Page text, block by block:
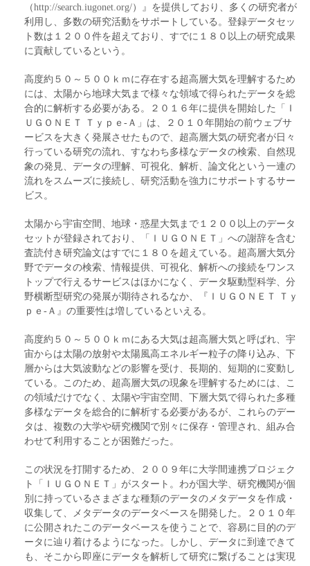
（http://search.iugonet.org/）』を提供しており、多くの研究者が
利用し、多数の研究活動をサポートしている。登録データセッ
ト数は１２００件を超えており、すでに１８０以上の研究成果
に貢献しているという。
高度約５０～５００ｋｍに存在する超高層大気を理解するため
には、太陽から地球大気まで様々な領域で得られたデータを総
合的に解析する必要がある。２０１６年に提供を開始した「Ｉ
ＵＧＯＮＥＴ Ｔｙｐｅ‐Ａ」は、２０１０年開始の前ウェブサ
ービスを大きく発展させたもので、超高層大気の研究者が日々
行っている研究の流れ、すなわち多様なデータの検索、自然現
象の発見、データの理解、可視化、解析、論文化という一連の
流れをスムーズに接続し、研究活動を強力にサポートするサー
ビス。
太陽から宇宙空間、地球・惑星大気まで１２００以上のデータ
セットが登録されており、「ＩＵＧＯＮＥＴ」への謝辞を含む
査読付き研究論文はすでに１８０を超えている。超高層大気分
野でデータの検索、情報提供、可視化、解析への接続をワンス
トップで行えるサービスはほかになく、データ駆動型科学、分
野横断型研究の発展が期待されるなか、『ＩＵＧＯＮＥＴ Ｔｙ
ｐｅ‐Ａ』の重要性は増しているといえる。
高度約５０～５００ｋｍにある大気は超高層大気と呼ばれ、宇
宙からは太陽の放射や太陽風高エネルギー粒子の降り込み、下
層からは大気波動などの影響を受け、長期的、短期的に変動し
ている。このため、超高層大気の現象を理解するためには、こ
の領域だけでなく、太陽や宇宙空間、下層大気で得られた多種
多様なデータを総合的に解析する必要があるが、これらのデー
タは、複数の大学や研究機関で別々に保存・管理され、組み合
わせて利用することが困難だった。
この状況を打開するため、２００９年に大学間連携プロジェク
ト「ＩＵＧＯＮＥＴ」がスタート。わが国大学、研究機関が個
別に持っているさまざまな種類のデータのメタデータを作成・
収集して、メタデータのデータベースを開発した。２０１０年
に公開されたこのデータベースを使うことで、容易に目的のデ
ータに辿り着けるようになった。しかし、データに到達できて
も、そこから即座にデータを解析して研究に繋げることは実現